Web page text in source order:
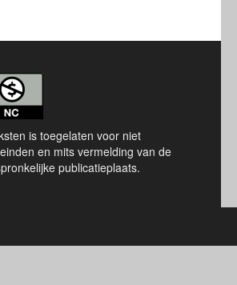
is toegelaten voor niet
en mits vermelding van de
publicatieplaats.